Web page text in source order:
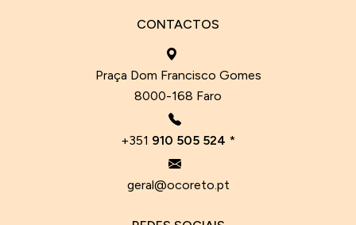
CONTACTOS
Praça Dom Francisco Gomes
8000-168 Faro
+351 910 505 524 *
geral@ocoreto.pt